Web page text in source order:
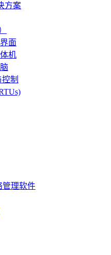
方案
面
机
制
管理软件